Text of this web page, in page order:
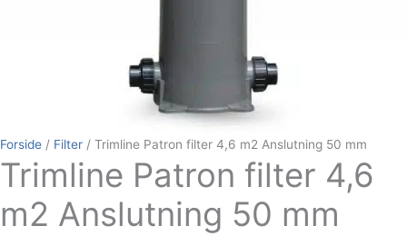
Forside / Filter / Trimline Patron filter 4,6 m2 Anslutning 50 mm
Trimline Patron filter 4,6
m2 Anslutning 50 mm